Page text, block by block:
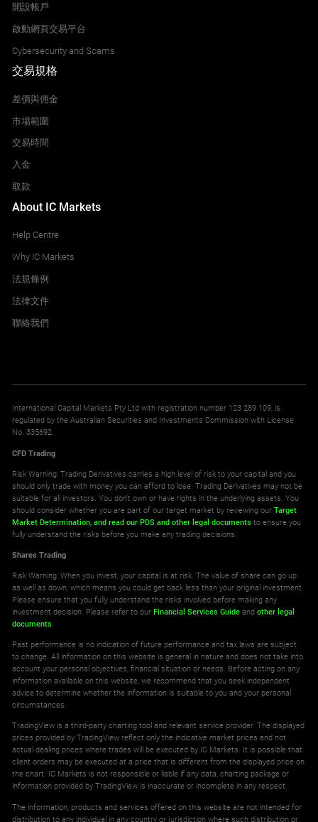
開設帳戶
啟動網頁交易平台
Cybersecurity and Scams
交易規格
差價與佣金
市場範圍
交易時間
入金
取款
About IC Markets
Help Centre
Why IC Markets
法規條例
法律文件
聯絡我們
International Capital Markets Pty Ltd with registration number 123 289 109, is
regulated by the Australian Securities and Investments Commission with License
No. 335692.
CFD Trading
Risk Warning: Trading Derivatives carries a high level of risk to your capital and you
should only trade with money you can afford to lose. Trading Derivatives may not be
suitable for all investors. You don't own or have rights in the underlying assets. You
should consider whether you are part of our target market by reviewing ourTarget
Market Determination, and read our PDS and other legal documents to ensure you
fully understand the risks before you make any trading decisions.
Shares Trading
Risk Warning: When you invest, your capital is at risk. The value of share can go up
as well as down, which means you could get back less than your original investment.
Please ensure that you fully understand the risks involved before making any
investment decision. Please refer to ourFinancial Services Guide andother legal
documents.
Past performance is no indication of future performance and tax laws are subject
to change. All information on this website is general in nature and does not take into
account your personal objectives, financial situation or needs. Before acting on any
information available on this website, we recommend that you seek independent
advice to determine whether the information is suitable to you and your personal
circumstances.
TradingView is a third-party charting tool and relevant service provider. The displayed
prices provided by TradingView reflect only the indicative market prices and not
actual dealing prices where trades will be executed by IC Markets. It is possible that
client orders may be executed at a price that is different from the displayed price on
the chart. IC Markets is not responsible or liable if any data, charting package or
information provided by TradingView is inaccurate or incomplete in any respect.
The information, products and services offered on this website are not intended for
distribution to any individual in any country or jurisdiction where such distribution or